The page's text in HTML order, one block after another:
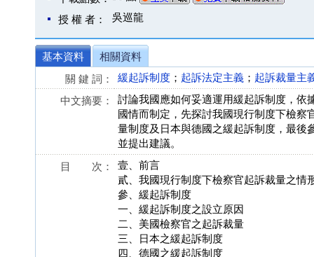
授 權 者： 吳巡龍
基本資料
相關資料
關 鍵 詞：
緩起訴制度 ； 起訴法定主義 ； 起訴裁量主
中文摘要：
討論我國應如何妥適運用緩起訴制度，依
國情而制定，先探討我國現行制度下檢
量制度及日本與德國之緩起訴制度，最後
並提出建議。
目 次：
壹、前言
貳、我國現行制度下檢察官起訴裁量之情
參、緩起訴制度
一、緩起訴制度之設立原因
二、美國檢察官之起訴裁量
三、日本之緩起訴制度
四、德國之緩起訴制度